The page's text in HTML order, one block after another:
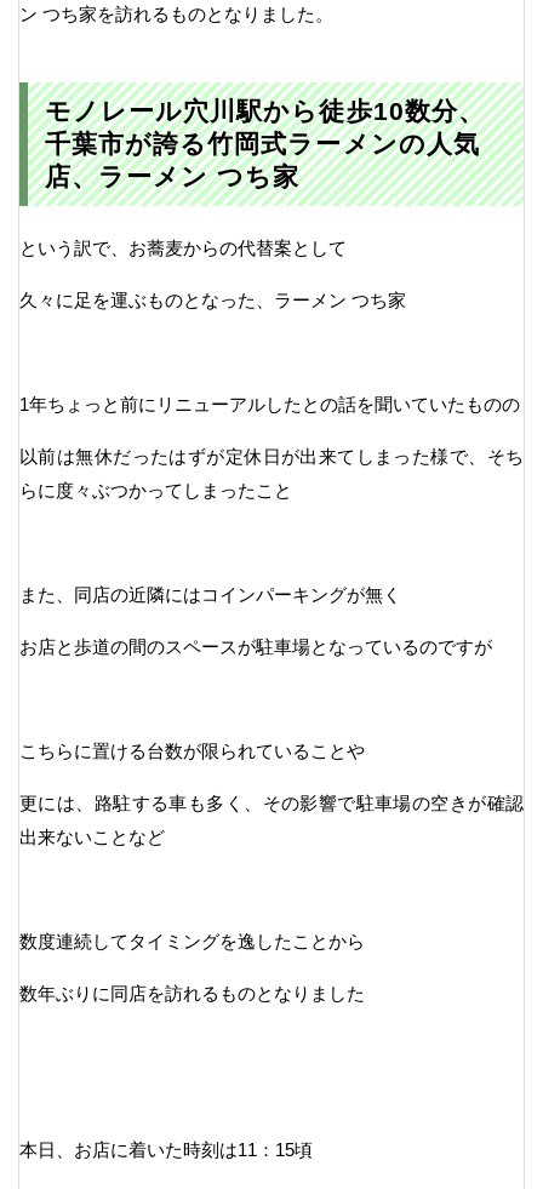
ン つち家を訪れるものとなりました。
モノレール穴川駅から徒歩10数分、
千葉市が誇る竹岡式ラーメンの人気
店、ラーメン つち家
という訳で、お蕎麦からの代替案として
久々に足を運ぶものとなった、ラーメン つち家
1年ちょっと前にリニューアルしたとの話を聞いていたものの
以前は無休だったはずが定休日が出来てしまった様で、そち
らに度々ぶつかってしまったこと
また、同店の近隣にはコインパーキングが無く
お店と歩道の間のスペースが駐車場となっているのですが
こちらに置ける台数が限られていることや
更には、路駐する車も多く、その影響で駐車場の空きが確認
出来ないことなど
数度連続してタイミングを逸したことから
数年ぶりに同店を訪れるものとなりました
本日、お店に着いた時刻は11：15頃